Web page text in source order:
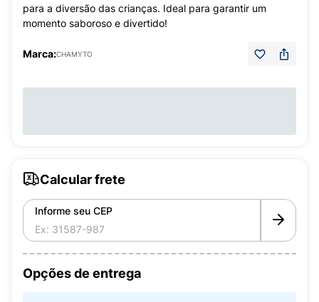
para a diversão das crianças. Ideal para garantir um
momento saboroso e divertido!
Marca:CHAMYTO
Calcular frete
Informe seu CEP
Opções de entrega